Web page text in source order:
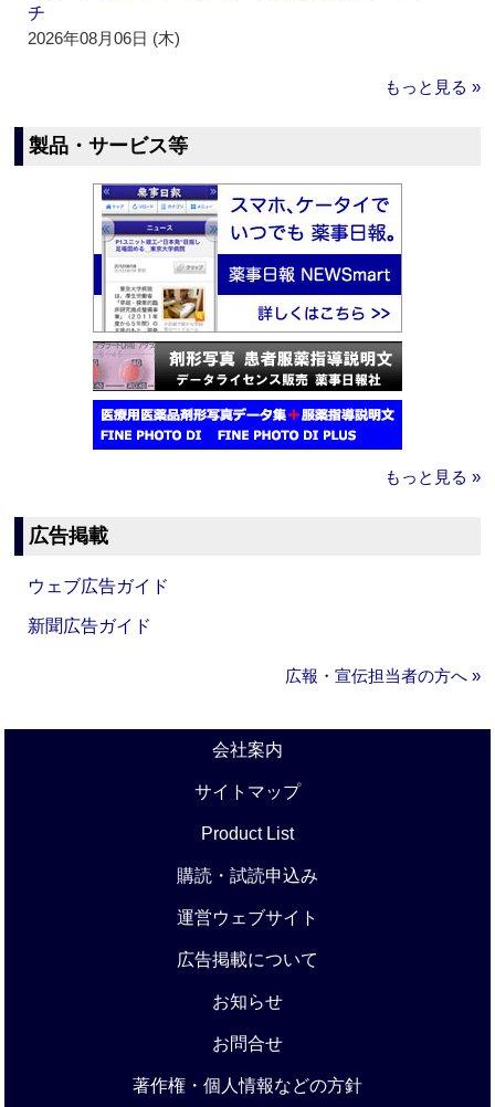
チ
2026年08月06日 (木)
もっと見る »
製品・サービス等
もっと見る »
広告掲載
ウェブ広告ガイド
新聞広告ガイド
広報・宣伝担当者の方へ »
会社案内
サイトマップ
Product List
購読・試読申込み
運営ウェブサイト
広告掲載について
お知らせ
お問合せ
著作権・個人情報などの方針